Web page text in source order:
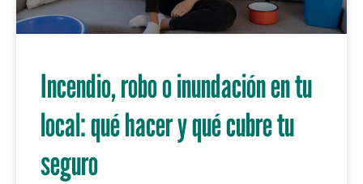
Incendio, robo o inundación en tu
local: qué hacer y qué cubre tu
seguro